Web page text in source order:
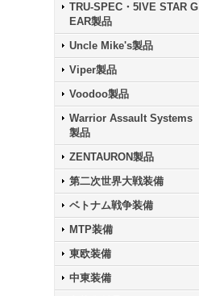
TRU-SPEC・5IVE STAR G
EAR製品
Uncle Mike's製品
Viper製品
Voodoo製品
Warrior Assault Systems
製品
ZENTAURON製品
第二次世界大戦装備
ベトナム戦争装備
MTP装備
東欧装備
中東装備